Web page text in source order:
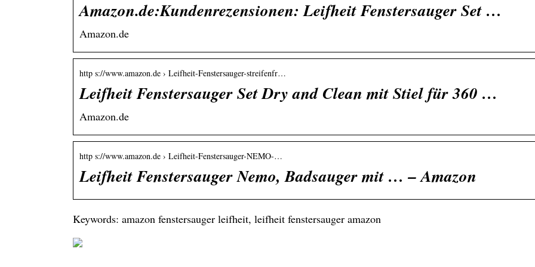
Amazon.de:Kundenrezensionen: Leifheit Fenstersauger Set …
Amazon.de
http s://www.amazon.de › Leifheit-Fenstersauger-streifenfr…
Leifheit Fenstersauger Set Dry and Clean mit Stiel für 360 …
Amazon.de
http s://www.amazon.de › Leifheit-Fenstersauger-NEMO-…
Leifheit Fenstersauger Nemo, Badsauger mit … – Amazon
Keywords: amazon fenstersauger leifheit, leifheit fenstersauger amazon